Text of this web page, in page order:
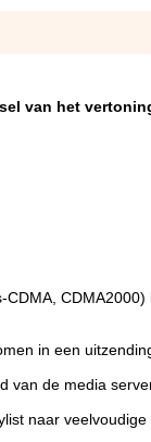
van het
in een
van de media
naar